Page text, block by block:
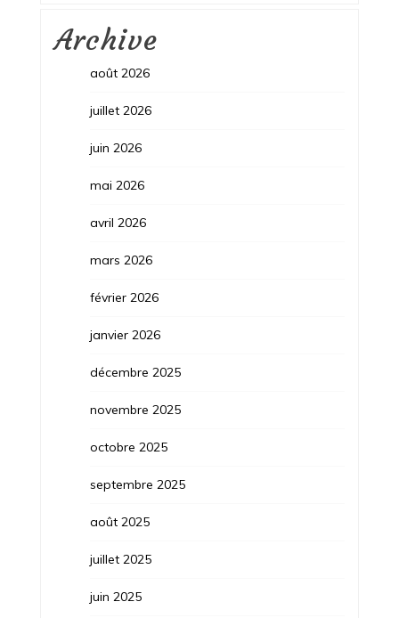
Archive
août 2026
juillet 2026
juin 2026
mai 2026
avril 2026
mars 2026
février 2026
janvier 2026
décembre 2025
novembre 2025
octobre 2025
septembre 2025
août 2025
juillet 2025
juin 2025